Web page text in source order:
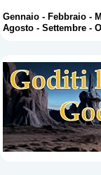
Gennaio -Febbraio -
Agosto -Settembre -